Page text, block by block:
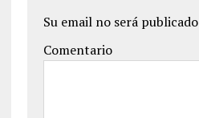
Su email no será publicado
Comentario